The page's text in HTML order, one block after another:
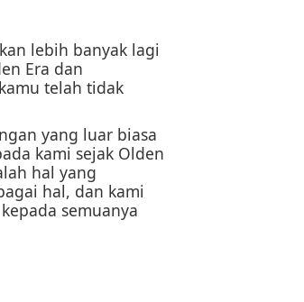
lebih banyak lagi
Era dan
telah tidak
yang luar biasa
kami sejak Olden
hal yang
hal, dan kami
semuanya